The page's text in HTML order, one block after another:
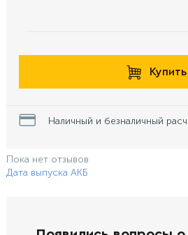
Купить
Наличный и безналичный
Пока нет отзывов
Дата выпуска АКБ